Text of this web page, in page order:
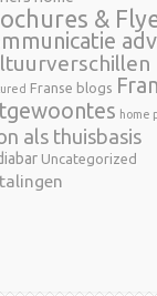
&
Franse blogs
home
als thuisbasis
Uncategorized